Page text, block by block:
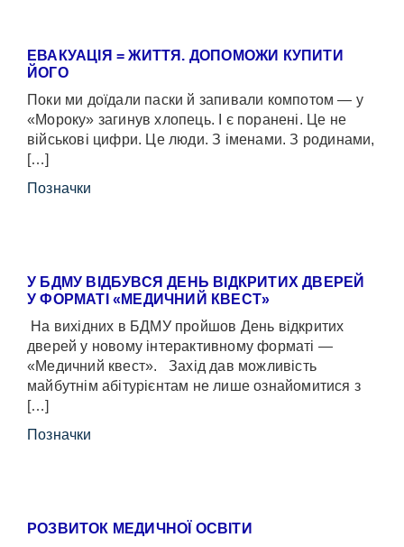
ЕВАКУАЦІЯ = ЖИТТЯ. ДОПОМОЖИ КУПИТИ
ЙОГО
Поки ми доїдали паски й запивали компотом — у
«Мороку» загинув хлопець. І є поранені. Це не
військові цифри. Це люди. З іменами. З родинами,
[…]
Позначки
У БДМУ ВІДБУВСЯ ДЕНЬ ВІДКРИТИХ ДВЕРЕЙ
У ФОРМАТІ «МЕДИЧНИЙ КВЕСТ»
На вихідних в БДМУ пройшов День відкритих
дверей у новому інтерактивному форматі —
«Медичний квест». Захід дав можливість
майбутнім абітурієнтам не лише ознайомитися з
[…]
Позначки
РОЗВИТОК МЕДИЧНОЇ ОСВІТИ